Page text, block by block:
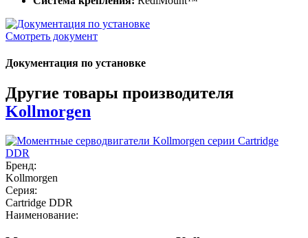
Смотреть документ
Документация по установке
Другие товары производителя
Kollmorgen
Бренд:
Kollmorgen
Серия:
Cartridge DDR
Наименование: